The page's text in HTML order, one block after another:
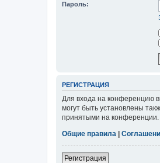
Пароль:
РЕГИСТРАЦИЯ
Для входа на конференцию
могут быть установлены
принятыми на конференции.
Общие правила |
Регистрация